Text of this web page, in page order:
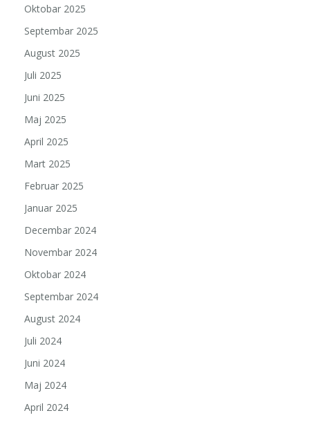
Oktobar 2025
Septembar 2025
August 2025
Juli 2025
Juni 2025
Maj 2025
April 2025
Mart 2025
Februar 2025
Januar 2025
Decembar 2024
Novembar 2024
Oktobar 2024
Septembar 2024
August 2024
Juli 2024
Juni 2024
Maj 2024
April 2024